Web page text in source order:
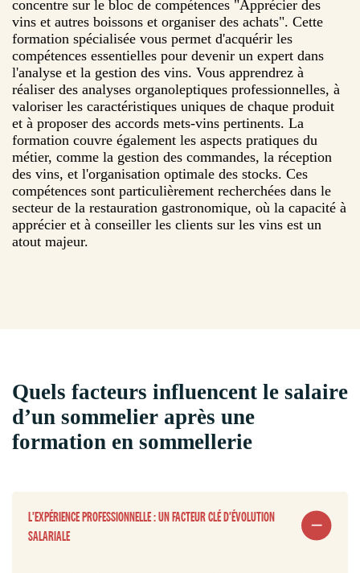
concentre sur le bloc de compétences "Apprécier des
vins et autres boissons et organiser des achats". Cette
formation spécialisée vous permet d'acquérir les
compétences essentielles pour devenir un expert dans
l'analyse et la gestion des vins. Vous apprendrez à
réaliser des analyses organoleptiques professionnelles, à
valoriser les caractéristiques uniques de chaque produit
et à proposer des accords mets-vins pertinents. La
formation couvre également les aspects pratiques du
métier, comme la gestion des commandes, la réception
des vins, et l'organisation optimale des stocks. Ces
compétences sont particulièrement recherchées dans le
secteur de la restauration gastronomique, où la capacité à
apprécier et à conseiller les clients sur les vins est un
atout majeur.
Quels facteurs influencent le salaire
d’un sommelier après une
formation en sommellerie
L'EXPÉRIENCE PROFESSIONNELLE : UN FACTEUR CLÉ D'ÉVOLUTION
SALARIALE